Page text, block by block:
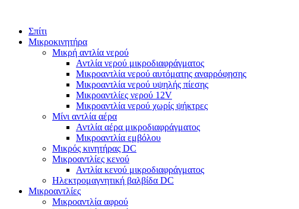
Σπίτι
Μικροκινητήρα
Μικρή αντλία νερού
Αντλία νερού μικροδιαφράγματος
Μικροαντλία νερού αυτόματης αναρρόφησης
Μικροαντλία νερού υψηλής πίεσης
Μικροαντλίες νερού 12V
Μικροαντλία νερού χωρίς ψήκτρες
Μίνι αντλία αέρα
Αντλία αέρα μικροδιαφράγματος
Μικροαντλία εμβόλου
Μικρός κινητήρας DC
Μικροαντλίες κενού
Αντλία κενού μικροδιαφράγματος
Ηλεκτρομαγνητική βαλβίδα DC
Μικροαντλίες
Μικροαντλία αφρού